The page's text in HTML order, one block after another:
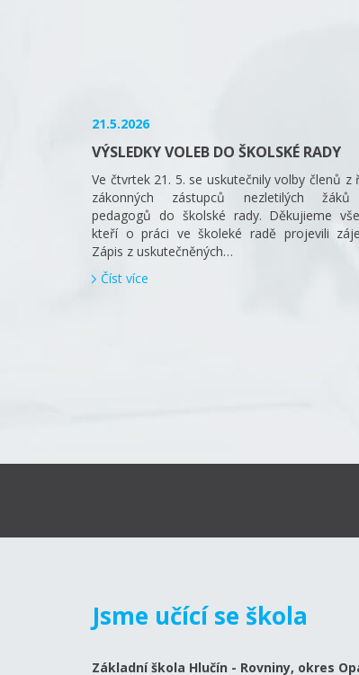
21.5.2026
VÝSLEDKY VOLEB DO ŠKOLSKÉ RADY
Ve čtvrtek 21. 5. se uskutečnily volby členů z
zákonných zástupců nezletilých
pedagogů do školské rady. Děkujieme
kteří o práci ve školeké radě projevili
Zápis z uskutečněných…
Číst více
Jsme učící se škola
Základní škola Hlučín - Rovniny, okres